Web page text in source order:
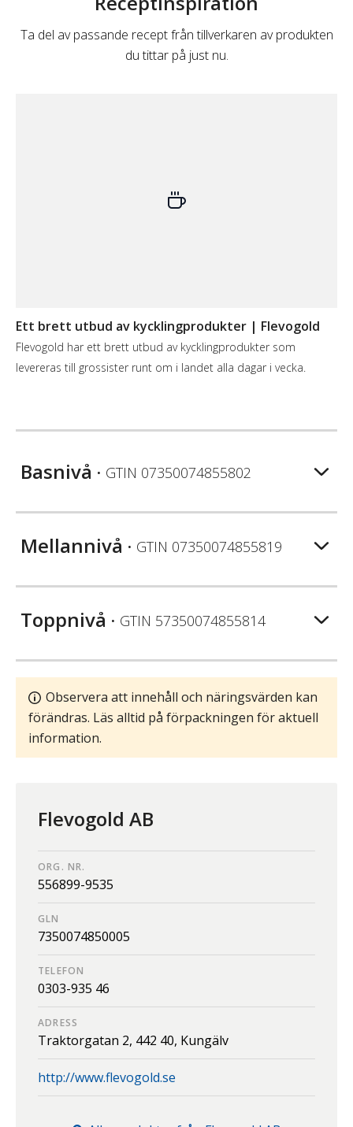
Ta del av passande recept från tillverkaren av produkten
du tittar på just nu.
Ett brett utbud av kycklingprodukter | Flevogold
Flevogold har ett brett utbud av kycklingprodukter som
levereras till grossister runt om i landet alla dagar i vecka.
Basnivå • GTIN 07350074855802
Mellannivå • GTIN 07350074855819
Toppnivå • GTIN 57350074855814
Observera att innehåll och näringsvärden kan
förändras. Läs alltid på förpackningen för aktuell
information.
Flevogold AB
ORG. NR.
556899-9535
GLN
7350074850005
TELEFON
0303-935 46
ADRESS
Traktorgatan 2, 442 40, Kungälv
http://www.flevogold.se